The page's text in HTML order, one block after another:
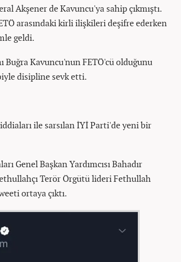
Akşener de Kavuncu'ya sahip çıkmıştı.
arasındaki kirli ilişkileri deşifre ederken
geldi.
Kavuncu'nun FETÖ'cü olduğunu
disipline sevk etti.
ile sarsılan İYİ Parti'de yeni bir
Genel Başkan Yardımcısı Bahadır
Terör Örgütü lideri Fethullah
ortaya çıktı.